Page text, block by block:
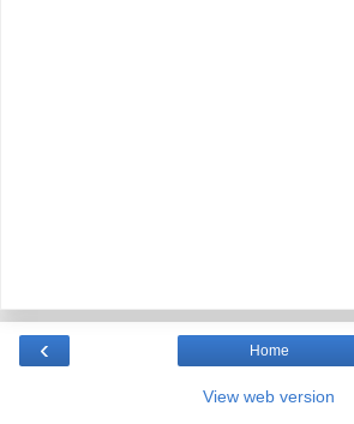
‹ Home
View web version